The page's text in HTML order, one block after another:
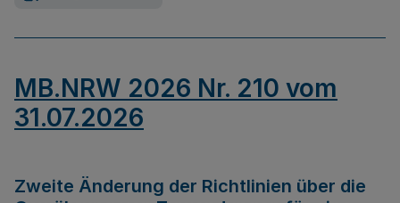
MB.NRW 2026 Nr. 210 vom
31.07.2026
Zweite Änderung der Richtlinien über die